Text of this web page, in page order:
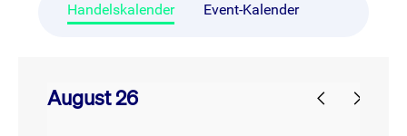
Handelskalender Event-Kalender
August 26